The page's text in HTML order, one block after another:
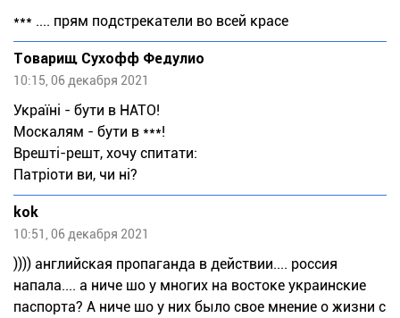
*** .... прям подстрекатели во всей красе
Товарищ Сухофф Федулио
10:15, 06 декабря 2021
Україні - бути в НАТО!
Мocкaлям - бути в ***!
Врешті-решт, хочу спитати:
Патріоти ви, чи ні?
kok
10:51, 06 декабря 2021
)))) английская пропаганда в действии.... россия
напала.... а ниче шо у многих на востоке украинские
паспорта? А ниче шо у них было свое мнение о жизни с